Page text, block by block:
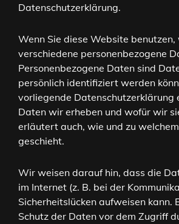
Datenschutzerklärung.
Wenn Sie diese Website benutzen,
verschiedene personenbezogene
Personenbezogene Daten sind
persönlich identifiziert werden
vorliegende Datenschutzerklärung
Daten wir erheben und wofür wir
erläutert auch, wie und zu
geschieht.
Wir weisen darauf hin, dass die
im Internet (z. B. bei der
Sicherheitslücken aufweisen kann.
Schutz der Daten vor dem Zugriff